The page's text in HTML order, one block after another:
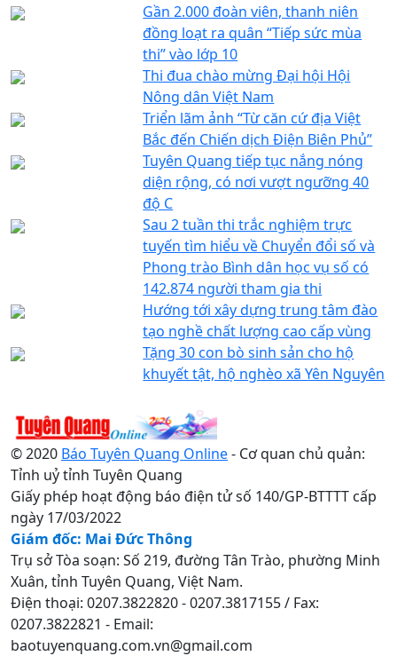
Gần 2.000 đoàn viên, thanh niên
đồng loạt ra quân “Tiếp sức mùa
thi” vào lớp 10
Thi đua chào mừng Đại hội Hội
Nông dân Việt Nam
Triển lãm ảnh “Từ căn cứ địa Việt
Bắc đến Chiến dịch Điện Biên Phủ”
Tuyên Quang tiếp tục nắng nóng
diện rộng, có nơi vượt ngưỡng 40
độ C
Sau 2 tuần thi trắc nghiệm trực
tuyến tìm hiểu về Chuyển đổi số và
Phong trào Bình dân học vụ số có
142.874 người tham gia thi
Hướng tới xây dựng trung tâm đào
tạo nghề chất lượng cao cấp vùng
Tặng 30 con bò sinh sản cho hộ
khuyết tật, hộ nghèo xã Yên Nguyên
© 2020 Báo Tuyên Quang Online- Cơ quan chủ quản:
Tỉnh uỷ tỉnh Tuyên Quang
Giấy phép hoạt động báo điện tử số 140/GP-BTTTT cấp
ngày 17/03/2022
Giám đốc: Mai Đức Thông
Trụ sở Tòa soạn: Số 219, đường Tân Trào, phường Minh
Xuân, tỉnh Tuyên Quang, Việt Nam.
Điện thoại: 0207.3822820 - 0207.3817155 / Fax:
0207.3822821 - Email:
baotuyenquang.com.vn@gmail.com